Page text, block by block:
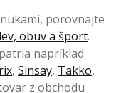
porovnajte
obuv a šport.
napríklad
, Sinsay, Takko,
z obchodu